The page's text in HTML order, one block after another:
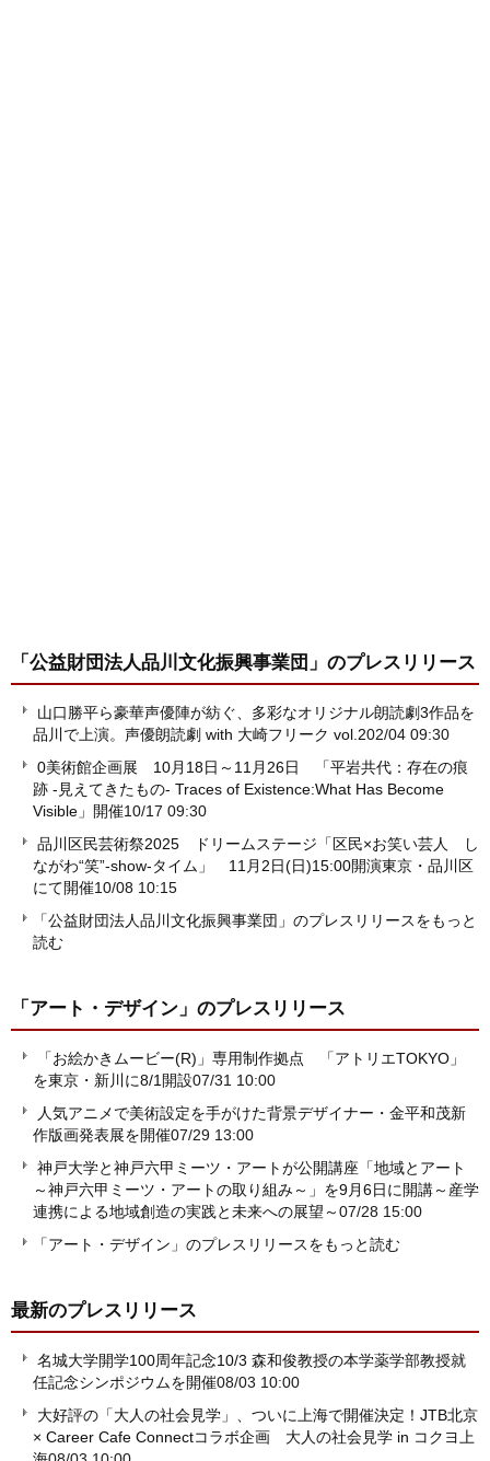
「公益財団法人品川文化振興事業団」 のプレスリリース
山口勝平ら豪華声優陣が紡ぐ、多彩なオリジナル朗読劇3作品を
品川で上演。声優朗読劇 with 大崎フリーク vol.202/04 09:30
0美術館企画展 10月18日～11月26日 「平岩共代：存在の痕
跡 -見えてきたもの- Traces of Existence:What Has Become
Visible」開催10/17 09:30
品川区民芸術祭2025 ドリームステージ「区民×お笑い芸人 し
ながわ“笑”-show-タイム」 11月2日(日)15:00開演東京・品川区
にて開催10/08 10:15
「公益財団法人品川文化振興事業団」のプレスリリースをもっと
読む
「アート・デザイン」 のプレスリリース
「お絵かきムービー(R)」専用制作拠点 「アトリエTOKYO」
を東京・新川に8/1開設07/31 10:00
人気アニメで美術設定を手がけた背景デザイナー・金平和茂新
作版画発表展を開催07/29 13:00
神戸大学と神戸六甲ミーツ・アートが公開講座「地域とアート
～神戸六甲ミーツ・アートの取り組み～」を9月6日に開講～産学
連携による地域創造の実践と未来への展望～07/28 15:00
「アート・デザイン」のプレスリリースをもっと読む
最新のプレスリリース
名城大学開学100周年記念10/3 森和俊教授の本学薬学部教授就
任記念シンポジウムを開催08/03 10:00
大好評の「大人の社会見学」、ついに上海で開催決定！JTB北京
× Career Cafe Connectコラボ企画 大人の社会見学 in コクヨ上